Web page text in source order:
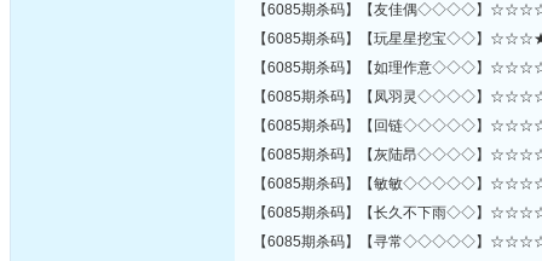
【6085期杀码】【友佳偶◇◇◇◇】
【6085期杀码】【玩星星挖宝◇◇】
【6085期杀码】【如理作意◇◇◇】
【6085期杀码】【凤羽灵◇◇◇◇】
【6085期杀码】【回链◇◇◇◇◇】
【6085期杀码】【灰陆昂◇◇◇◇】
【6085期杀码】【敏敏◇◇◇◇◇】
【6085期杀码】【长久不下雨◇◇】
【6085期杀码】【寻常◇◇◇◇◇】